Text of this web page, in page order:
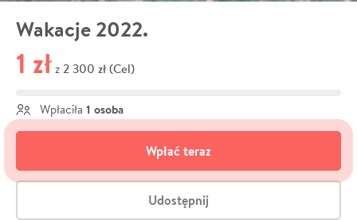
Wakacje 2022.
1 zł z 2 300 zł (Cel)
Wpłaciła 1 osoba
Wpłać teraz
Udostępnij